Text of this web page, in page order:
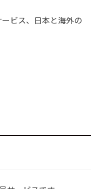
ビス、日本と海外の